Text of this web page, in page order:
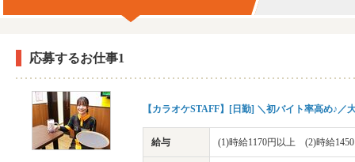
応募するお仕事1
【カラオケSTAFF】[日勤] ＼初バイト率高め♪
給与 (1)時給1170円以上 (2)時給